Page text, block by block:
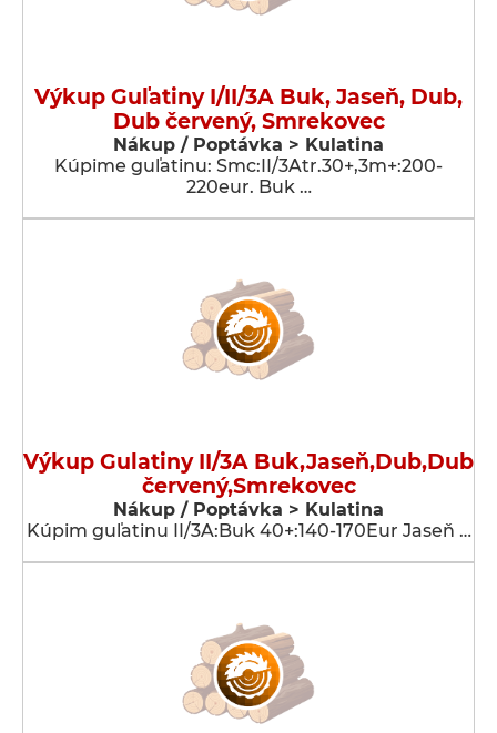
Výkup Guľatiny I/II/3A Buk, Jaseň, Dub,
Dub červený, Smrekovec
Nákup / Poptávka > Kulatina
Kúpime guľatinu: Smc:II/3Atr.30+,3m+:200-
220eur. Buk …
Výkup Gulatiny II/3A Buk,Jaseň,Dub,Dub
červený,Smrekovec
Nákup / Poptávka > Kulatina
Kúpim guľatinu II/3A:Buk 40+:140-170Eur Jaseň …